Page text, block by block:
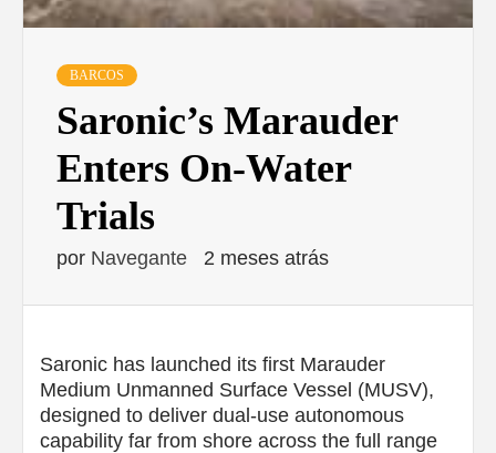
BARCOS
Saronic’s Marauder
Enters On-Water
Trials
por Navegante 2 meses atrás
Saronic has launched its first Marauder
Medium Unmanned Surface Vessel (MUSV),
designed to deliver dual-use autonomous
capability far from shore across the full range